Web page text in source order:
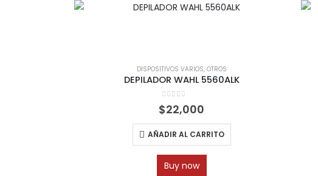
DISPOSITIVOS VARIOS, OTROS
DEPILADOR WAHL 5560ALK
0 out of 5
$22,000
AÑADIR AL CARRITO
Buy now